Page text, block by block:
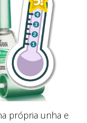
própria unha e